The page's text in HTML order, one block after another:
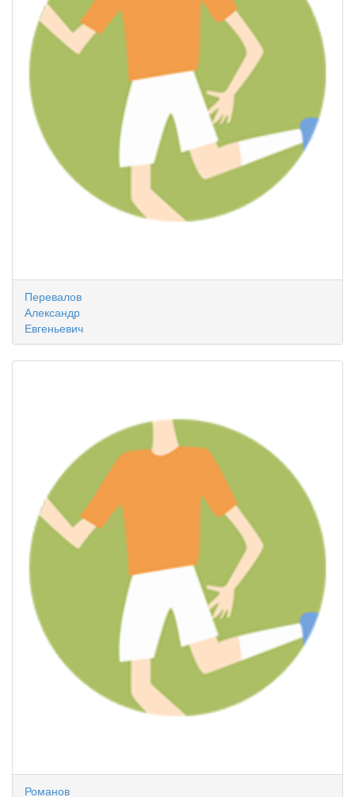
Перевалов
Александр
Евгеньевич
Романов